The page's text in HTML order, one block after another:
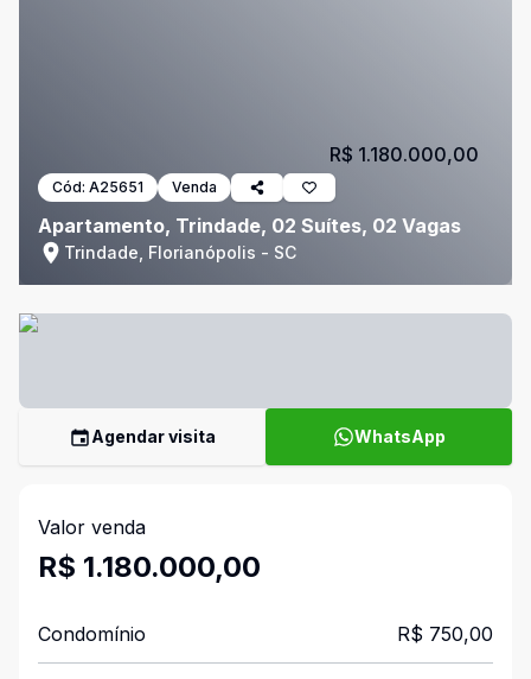
Cód: A25651 Venda
Apartamento, Trindade, 02 Suítes, 02 Vagas
Trindade, Florianópolis - SC
R$ 1.180.000,00
Agendar visita WhatsApp
Valor venda
R$ 1.180.000,00
Condomínio R$ 750,00